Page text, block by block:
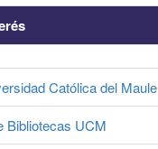
Católica del Maule
Bibliotecas UCM